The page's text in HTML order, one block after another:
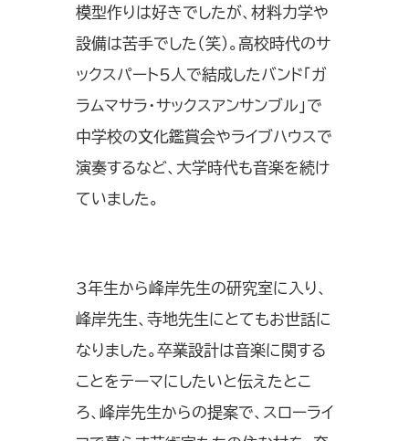
模型作りは好きでしたが、材料力学や
設備は苦手でした（笑）。高校時代のサ
ックスパート5人で結成したバンド「ガ
ラムマサラ・サックスアンサンブル」で
中学校の文化鑑賞会やライブハウスで
演奏するなど、大学時代も音楽を続け
ていました。
3年生から峰岸先生の研究室に入り、
峰岸先生、寺地先生にとてもお世話に
なりました。卒業設計は音楽に関する
ことをテーマにしたいと伝えたとこ
ろ、峰岸先生からの提案で、スローライ